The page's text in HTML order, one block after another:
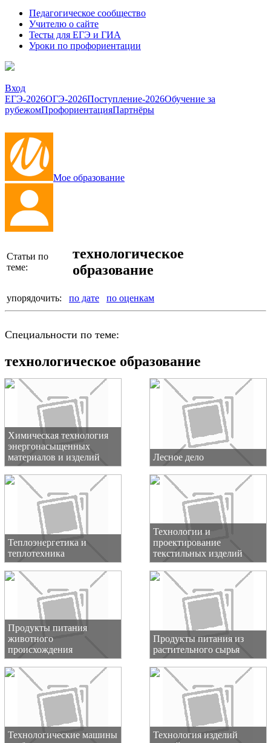
Педагогическое сообщество
Учителю о сайте
Тесты для ЕГЭ и ГИА
Уроки по профориентации
Вход
ЕГЭ-2026ОГЭ-2026Поступление-2026Обучение за
рубежомПрофориентацияПартнёры
Мое образование
Статьи по
теме:
технологическое
образование
упорядочить: по дате по оценкам
Специальности по теме:
технологическое образование
Химическая технология
энергонасыщенных
материалов и изделий
Лесное дело
Теплоэнергетика и
теплотехника
Технологии и
проектирование
текстильных изделий
Продукты питания
животного
происхождения
Продукты питания из
растительного сырья
Технологические машины
Технология изделий